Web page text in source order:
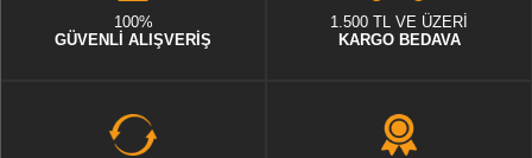
100%
GÜVENLİ ALIŞVERİŞ
1.500 TL VE ÜZERİ
KARGO BEDAVA